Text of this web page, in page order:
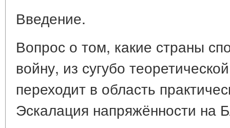
Введение.
Вопрос о том, какие страны
войну, из сугубо
переходит в область
Эскалация напряжённости на